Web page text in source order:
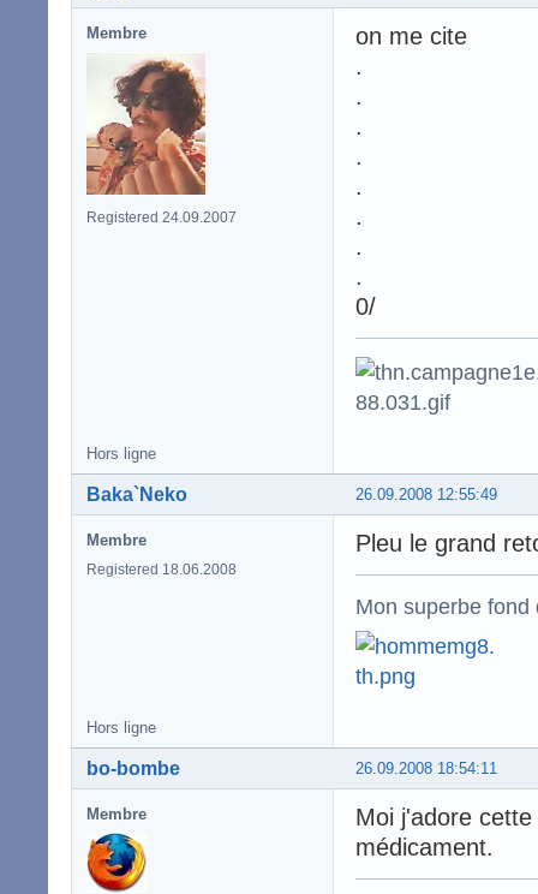
Membre
Registered 24.09.2007
on me cite
.
.
.
.
.
.
.
.
0/
Hors ligne
26.09.2008 12:55:49
Baka`Neko
Membre
Registered 18.06.2008
Pleu le grand
Mon superbe fond
Hors ligne
26.09.2008 18:54:11
bo-bombe
Membre
Moi j'adore
médicament.